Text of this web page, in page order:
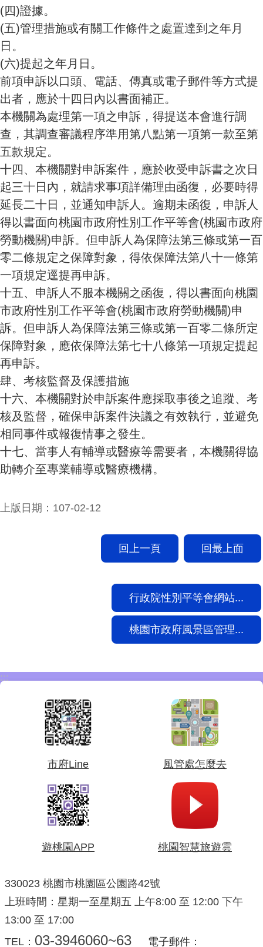
(四)證據。
(五)管理措施或有關工作條件之處置達到之年月
日。
(六)提起之年月日。
前項申訴以口頭、電話、傳真或電子郵件等方式提
出者，應於十四日內以書面補正。
本機關為處理第一項之申訴，得提送本會進行調
查，其調查審議程序準用第八點第一項第一款至第
五款規定。
十四、本機關對申訴案件，應於收受申訴書之次日
起三十日內，就請求事項詳備理由函復，必要時得
延長二十日，並通知申訴人。逾期未函復，申訴人
得以書面向桃園市政府性別工作平等會(桃園市政府
勞動機關)申訴。但申訴人為保障法第三條或第一百
零二條規定之保障對象，得依保障法第八十一條第
一項規定逕提再申訴。
十五、申訴人不服本機關之函復，得以書面向桃園
市政府性別工作平等會(桃園市政府勞動機關)申
訴。但申訴人為保障法第三條或第一百零二條所定
保障對象，應依保障法第七十八條第一項規定提起
再申訴。
肆、考核監督及保護措施
十六、本機關對於申訴案件應採取事後之追蹤、考
核及監督，確保申訴案件決議之有效執行，並避免
相同事件或報復情事之發生。
十七、當事人有輔導或醫療等需要者，本機關得協
助轉介至專業輔導或醫療機構。
上版日期：107-02-12
回上一頁 回最上面
行政院性別平等會網站...
桃園市政府風景區管理...
:::
市府Line 風管處怎麼去
遊桃園APP 桃園智慧旅遊雲
330023 桃園市桃園區公園路42號
上班時間：星期一至星期五 上午8:00 至 12:00 下午
13:00 至 17:00
TEL： 03-3946060~63 電子郵件：